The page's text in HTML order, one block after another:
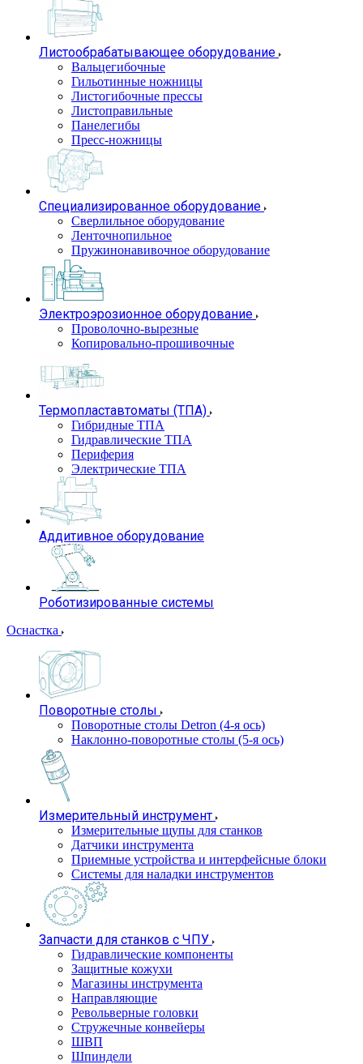
Листообрабатывающее оборудование
Вальцегибочные
Гильотинные ножницы
Листогибочные прессы
Листоправильные
Панелегибы
Пресс-ножницы
Специализированное оборудование
Сверлильное оборудование
Ленточнопильное
Пружинонавивочное оборудование
Электроэрозионное оборудование
Проволочно-вырезные
Копировально-прошивочные
Термопластавтоматы (ТПА)
Гибридные ТПА
Гидравлические ТПА
Периферия
Электрические ТПА
Аддитивное оборудование
Роботизированные системы
Оснастка
Поворотные столы
Поворотные столы Detron (4-я ось)
Наклонно-поворотные столы (5-я ось)
Измерительный инструмент
Измерительные щупы для станков
Датчики инструмента
Приемные устройства и интерфейсные блоки
Системы для наладки инструментов
Запчасти для станков с ЧПУ
Гидравлические компоненты
Защитные кожухи
Магазины инструмента
Направляющие
Револьверные головки
Стружечные конвейеры
ШВП
Шпиндели